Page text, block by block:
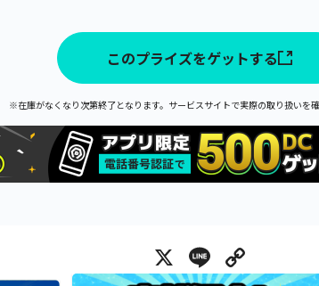
このプライズをゲットする
※在庫がなくなり次第終了となります。サービスサイトで実際の取り扱いを確
X Line